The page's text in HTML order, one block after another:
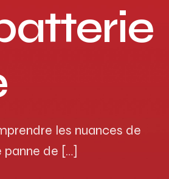
les nuances de
panne de […]